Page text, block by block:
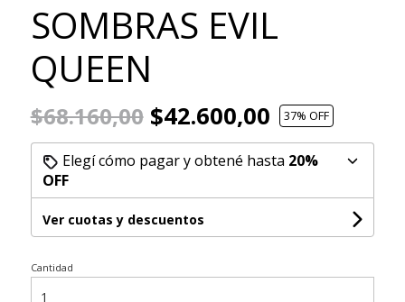
SOMBRAS EVIL
QUEEN
$68.160,00$42.600,00 37% OFF
Elegí cómo pagar y obtené hasta 20%
OFF
Ver cuotas y descuentos
Cantidad